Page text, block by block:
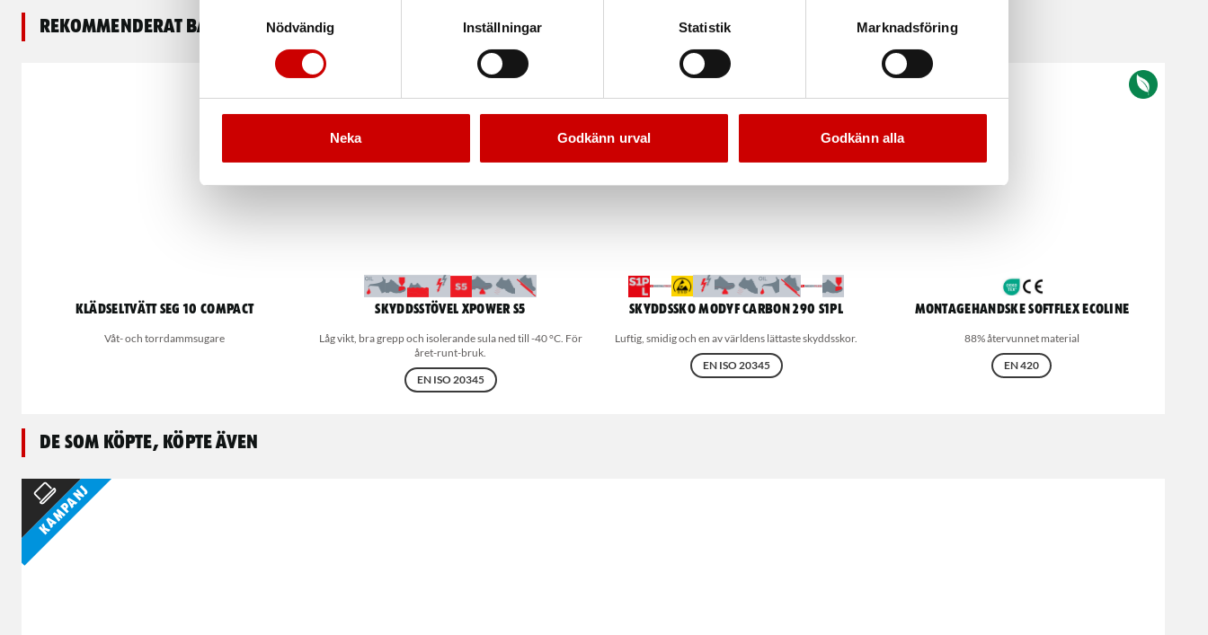
Nödvändig
Inställningar Statistik Marknadsföring
Neka Godkänn urval Godkänn alla
Rekommenderat baserat på vald produkt
Klädseltvätt SEG 10 Compact
Våt- och torrdammsugare
Skyddsstövel Xpower S5
Låg vikt, bra grepp och isolerande sula ned till -40 °C. För
året-runt-bruk.
EN ISO 20345
Skyddssko MODYF Carbon 290 S1PL
Luftig, smidig och en av världens lättaste skyddsskor.
EN ISO 20345
Kampanj
Montagehandske Softflex Ecoline
88% återvunnet material
EN 420
De som köpte, köpte även
Kampanj